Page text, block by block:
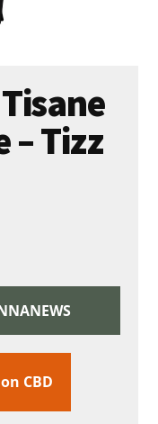
– Tizz
CBD